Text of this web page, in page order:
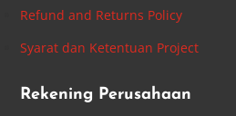
Refund and Returns Policy
Syarat dan Ketentuan Project
Rekening Perusahaan